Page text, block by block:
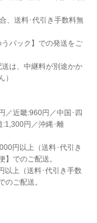
、送料･代引き手数料無
パック】での発送をご
送は、中継料が別途かか
）
／近畿:960円／中国･四
:1,300円／沖縄･離
円以上（送料･代引き
でのご配送。
以上（送料･代引き手数
のご配送。